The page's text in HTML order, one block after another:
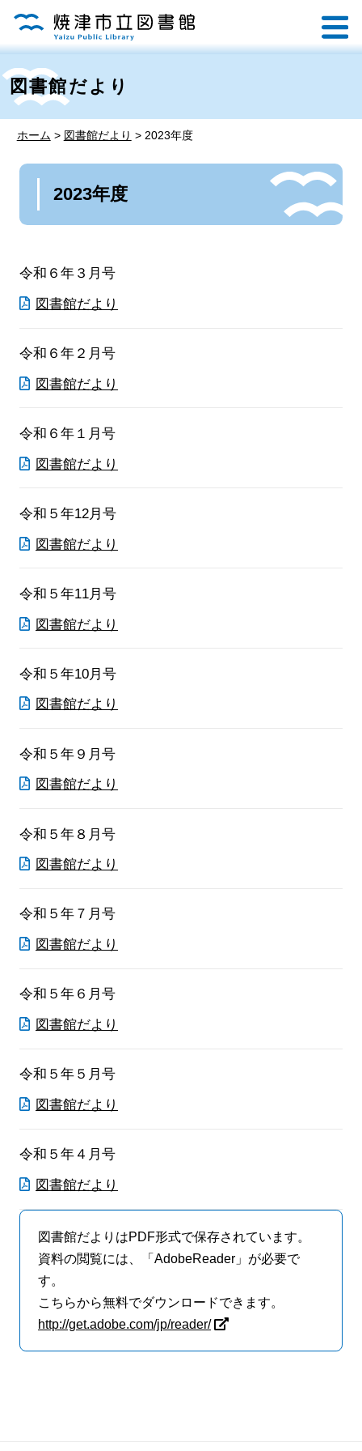
図書館だより
ホーム > 図書館だより > 2023年度
2023年度
令和６年３月号
図書館だより
令和６年２月号
図書館だより
令和６年１月号
図書館だより
令和５年12月号
図書館だより
令和５年11月号
図書館だより
令和５年10月号
図書館だより
令和５年９月号
図書館だより
令和５年８月号
図書館だより
令和５年７月号
図書館だより
令和５年６月号
図書館だより
令和５年５月号
図書館だより
令和５年４月号
図書館だより
図書館だよりはPDF形式で保存されています。
資料の閲覧には、「AdobeReader」が必要で
す。
こちらから無料でダウンロードできます。
http://get.adobe.com/jp/reader/